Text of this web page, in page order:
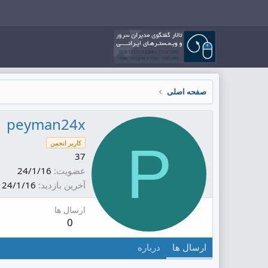
صفحه اصلی
P
peyman24x
کاربر انجمن
37
عضویت 24/1/16
آخرین بازدید 24/1/16
ارسال ها
0
ارسال ها درباره